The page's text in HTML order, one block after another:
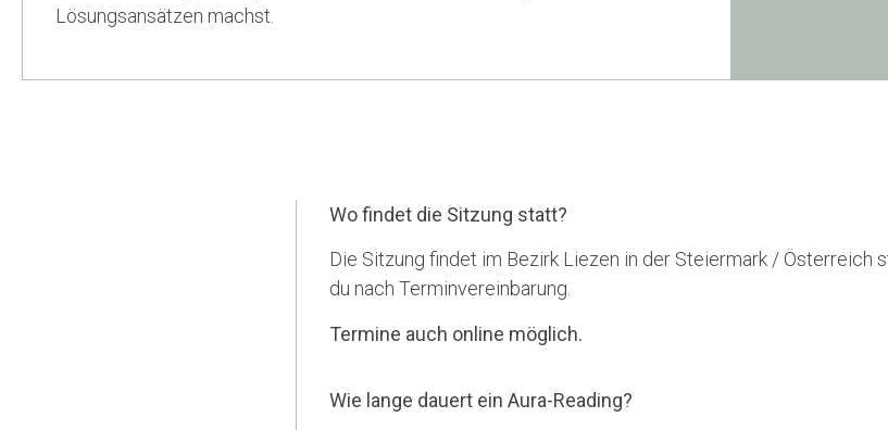
Lösungsansätzen machst.
Wo findet die Sitzung statt?
Die Sitzung findet im Bezirk Liezen in der Steiermark / Österreich
du nach Terminvereinbarung.
Termine auch online möglich.
Wie lange dauert ein Aura-Reading?